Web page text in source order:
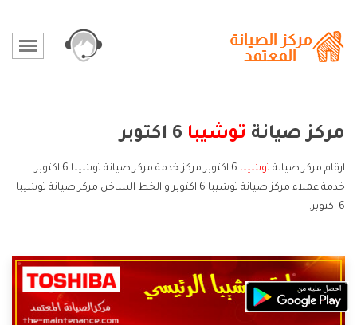
مركز صيانة توشيبا
ارقام مركز صيانة توشيبا
6 اكتوبر مركز خدمة مركز صيانة توشيبا 6 اكتوبر
خدمة عملاء مركز صيانة توشيبا 6 اكتوبر و الخط الساخن مركز صيانة توشيبا
6 اكتوبر.